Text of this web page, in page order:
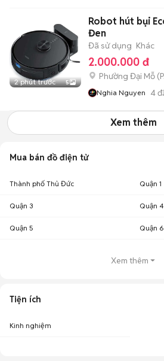
2 phút trước 5
Robot hút bụi
Đen
Đã sử dụng Khác
2.000.000 đ
Phường Đại Mỗ (
Nghia Nguyen 4
Xem thêm
Mua bán đồ điện tử
Thành phố Thủ Đức Quận 1
Quận 3 Quận 4
Quận 5 Quận 6
Xem thêm
Tiện ích
Kinh nghiệm